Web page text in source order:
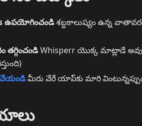
ఉపయోగించండిశబ్దకాలుష్యం ఉన్న
తగ్గించండిWhisperr యొక్క మాట్లాడే
చేయండిమీరు వేరే యాప్‌కు మారి